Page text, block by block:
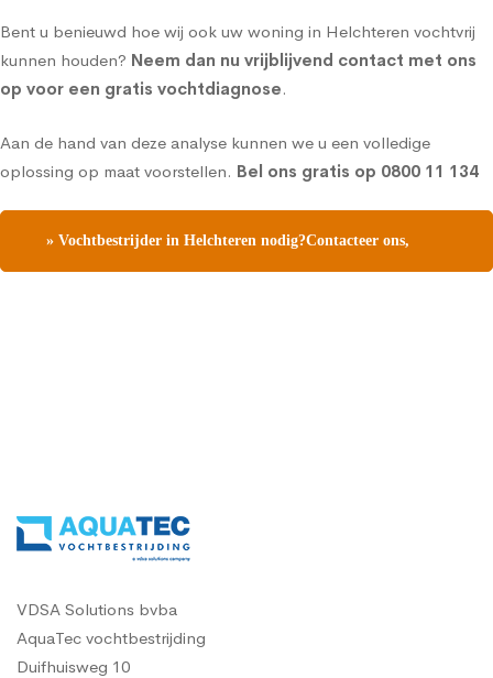
Bent u benieuwd hoe wij ook uw woning in Helchteren vochtvrij
kunnen houden? Neem dan nu vrijblijvend contact met ons
op voor een gratis vochtdiagnose.
Aan de hand van deze analyse kunnen we u een volledige
oplossing op maat voorstellen. Bel ons gratis op 0800 11 134
» Vochtbestrijder in Helchteren nodig?Contacteer ons,
VDSA Solutions bvba
AquaTec vochtbestrijding
Duifhuisweg 10